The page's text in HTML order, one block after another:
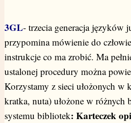
3GL- trzecia generacja języków
przypomina mówienie do
instrukcje co ma zrobić. Ma
ustalonej procedury można
Korzystamy z sieci ułożonych w
kratka, nuta) ułożone w różnych
systemu bibliotek: Karteczek